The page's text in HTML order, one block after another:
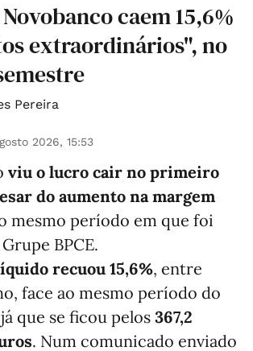
caem 15,6%
extraordinários", no
Pereira
2026, 15:53
viu o lucro cair no primeiro
do aumento na margem
mesmo período em que foi
BPCE.
recuou 15,6%, entre
face ao mesmo período do
que se ficou pelos 367,2
. Num comunicado enviado